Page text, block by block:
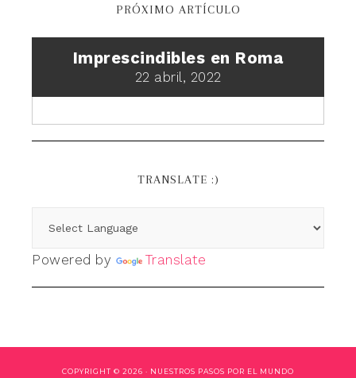
PRÓXIMO ARTÍCULO
Imprescindibles en Roma
22 abril, 2022
TRANSLATE :)
Powered by Translate
COPYRIGHT © 2026 · NUESTROS PASOS POR EL MUNDO